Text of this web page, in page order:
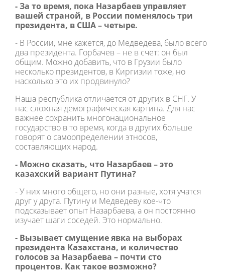
- За то время, пока Назарбаев управляет
вашей страной, в России поменялось три
президента, в США – четыре.
- В России, мне кажется, до Медведева, было всего
два президента. Горбачев – не в счет: он был
общим. Можно добавить, что в Грузии было
несколько президентов, в Киргизии тоже, но
насколько это их продвинуло?
Наша республика отличается от других в СНГ. У
нас сложная демографическая картина. Для нас
важнее сохранить многонациональное
государство в то время, когда в других больше
говорят о самоопределении этносов,
составляющих народ.
- Можно сказать, что Назарбаев – это
казахский вариант Путина?
- У них много общего, но они разные, хотя учатся
друг у друга. Путину и Медведеву кое-что
подсказывает опыт Назарбаева, а он постоянно
изучает шаги соседей. Это нормально.
- Вызывает смущение явка на выборах
президента Казахстана, и количество
голосов за Назарбаева – почти сто
процентов. Как такое возможно?